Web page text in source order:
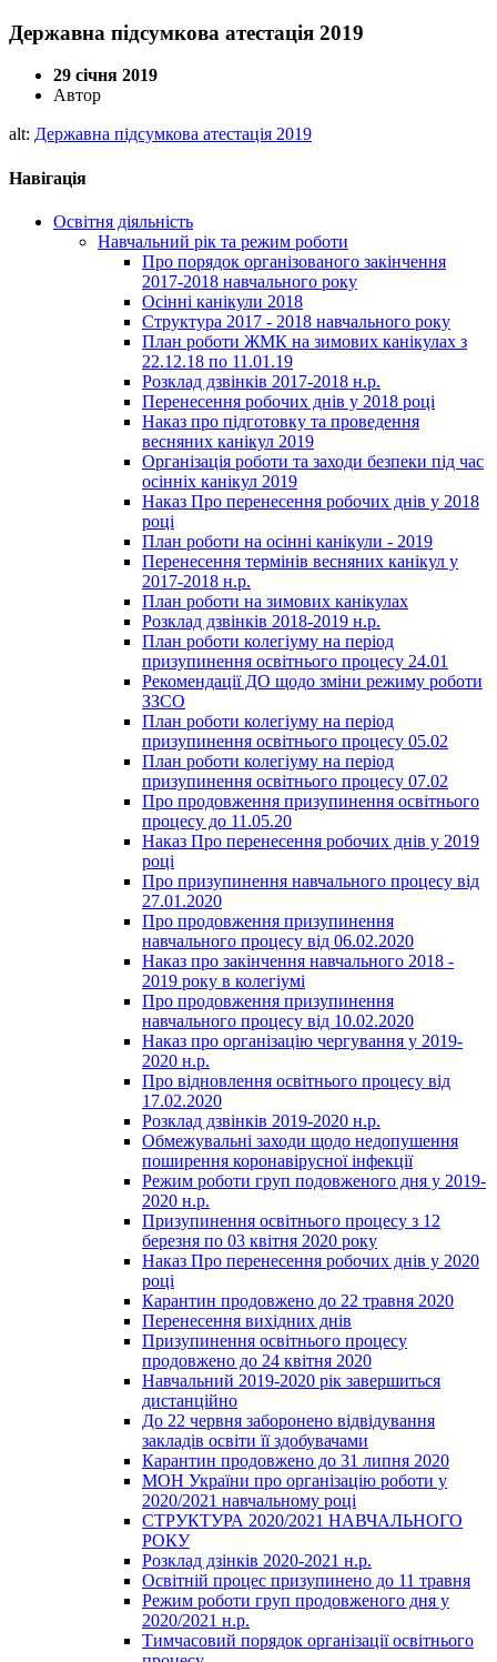
Державна підсумкова атестація 2019
29 січня 2019
Автор
alt: Державна підсумкова атестація 2019
Навігація
Освітня діяльність
Навчальний рік та режим роботи
Про порядок організованого закінчення
2017-2018 навчального року
Осінні канікули 2018
Структура 2017 - 2018 навчального року
План роботи ЖМК на зимових канікулах з
22.12.18 по 11.01.19
Розклад дзвінків 2017-2018 н.р.
Перенесення робочих днів у 2018 році
Наказ про підготовку та проведення
весняних канікул 2019
Організація роботи та заходи безпеки під час
осінніх канікул 2019
Наказ Про перенесення робочих днів у 2018
році
План роботи на осінні канікули - 2019
Перенесення термінів весняних канікул у
2017-2018 н.р.
План роботи на зимових канікулах
Розклад дзвінків 2018-2019 н.р.
План роботи колегіуму на період
призупинення освітнього процесу 24.01
Рекомендації ДО щодо зміни режиму роботи
ЗЗСО
План роботи колегіуму на період
призупинення освітнього процесу 05.02
План роботи колегіуму на період
призупинення освітнього процесу 07.02
Про продовження призупинення освітнього
процесу до 11.05.20
Наказ Про перенесення робочих днів у 2019
році
Про призупинення навчального процесу від
27.01.2020
Про продовження призупинення
навчального процесу від 06.02.2020
Наказ про закінчення навчального 2018 -
2019 року в колегіумі
Про продовження призупинення
навчального процесу від 10.02.2020
Наказ про організацію чергування у 2019-
2020 н.р.
Про відновлення освітнього процесу від
17.02.2020
Розклад дзвінків 2019-2020 н.р.
Обмежувальні заходи щодо недопушення
поширення коронавірусної інфекції
Режим роботи груп подовженого дня у 2019-
2020 н.р.
Призупинення освітнього процесу з 12
березня по 03 квітня 2020 року
Наказ Про перенесення робочих днів у 2020
році
Карантин продовжено до 22 травня 2020
Перенесення вихідних днів
Призупинення освітнього процесу
продовжено до 24 квітня 2020
Навчальний 2019-2020 рік завершиться
дистанційно
До 22 червня заборонено відвідування
закладів освіти її здобувачами
Карантин продовжено до 31 липня 2020
МОН України про організацію роботи у
2020/2021 навчальному році
СТРУКТУРА 2020/2021 НАВЧАЛЬНОГО
РОКУ
Розклад дзінків 2020-2021 н.р.
Освітній процес призупинено до 11 травня
Режим роботи груп продовженого дня у
2020/2021 н.р.
Тимчасовий порядок організації освітнього